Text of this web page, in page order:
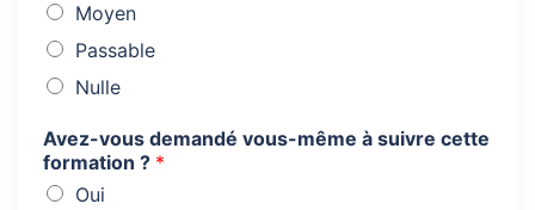
Moyen
Passable
Nulle
Avez-vous demandé vous-même à suivre cette
formation ? *
Oui